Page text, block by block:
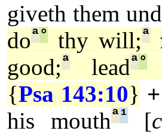
giveth them
doª° thy will;ª
good;ª leadª°
{Psa 143:10} +
his mouthª¹[